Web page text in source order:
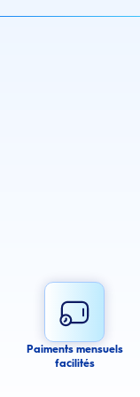
product. We may use
your personal data as
at any time.
Paiments mensuels
facilités